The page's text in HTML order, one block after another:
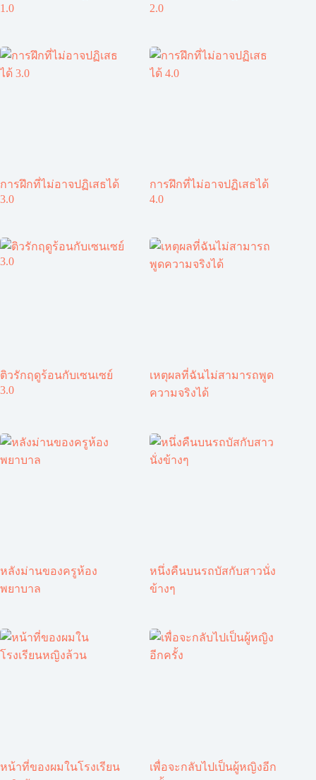
1.0
2.0
การฝึกที่ไม่อาจปฏิเสธได้
3.0
การฝึกที่ไม่อาจปฏิเสธได้
4.0
ติวรักฤดูร้อนกับเซนเซย์
3.0
เหตุผลที่ฉันไม่สามารถพูด
ความจริงได้
หลังม่านของครูห้อง
พยาบาล
หนึ่งคืนบนรถบัสกับสาวนั่ง
ข้างๆ
หน้าที่ของผมในโรงเรียน
เพื่อจะกลับไปเป็นผู้หญิงอีก